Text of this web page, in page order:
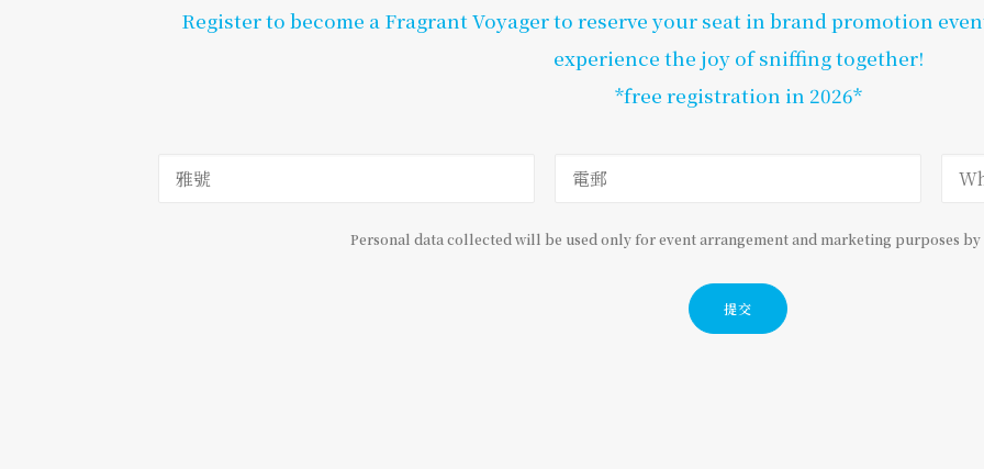
Register to become a Fragrant Voyager to reserve your seat in brand promotion
experience the joy of sniffing together!
*free registration in 2026*
Personal data collected will be used only for event arrangement and marketing purposes by